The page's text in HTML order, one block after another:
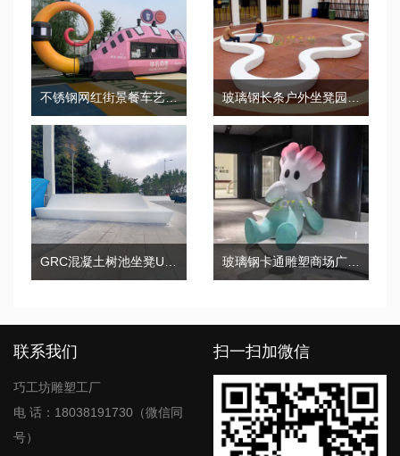
不锈钢网红街景餐车艺术造型摆摊车 玻璃钢长条户外坐凳园林景观座椅
联系我们
巧工坊雕塑工厂
电 话：18038191730（微信同
号）
扫一扫加微信